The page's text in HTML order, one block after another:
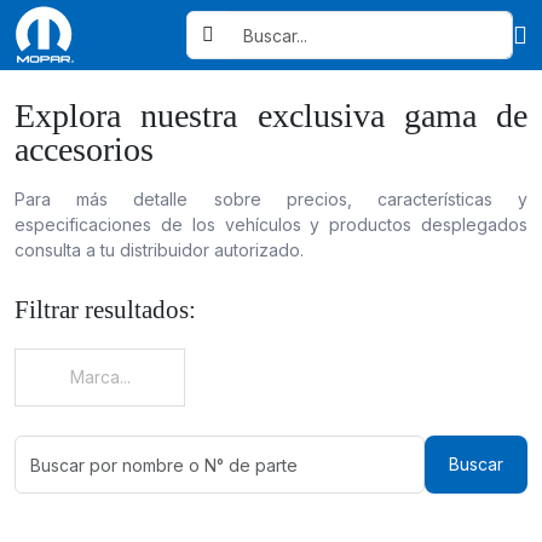
Explora nuestra exclusiva gama de
accesorios
Para más detalle sobre precios, características y
especificaciones de los vehículos y productos desplegados
consulta a tu distribuidor autorizado.
Filtrar resultados:
Marca...
Buscar